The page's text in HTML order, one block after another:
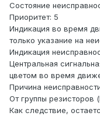
Состояние
Приоритет: 5
Индикация во время
только указание на
Индикация
Центральная
цветом во время
Причина
От группы резисторов
Как следствие,